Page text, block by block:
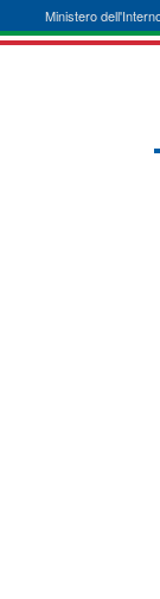
Ministero